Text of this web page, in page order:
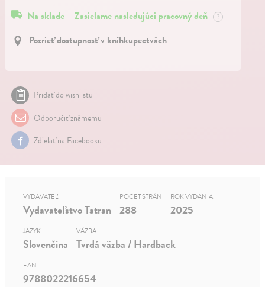
Na sklade – Zasielame nasledujúci pracovný deň ?
Pozrieť dostupnosť v kníhkupectvách
Pridať do wishlistu
Odporučiť známemu
Zdielať na Facebooku
VYDAVATEĽ
Vydavateľstvo Tatran
POČET STRÁN
288
ROK VYDANIA
2025
JAZYK
Slovenčina
VÄZBA
Tvrdá väzba / Hardback
EAN
9788022216654